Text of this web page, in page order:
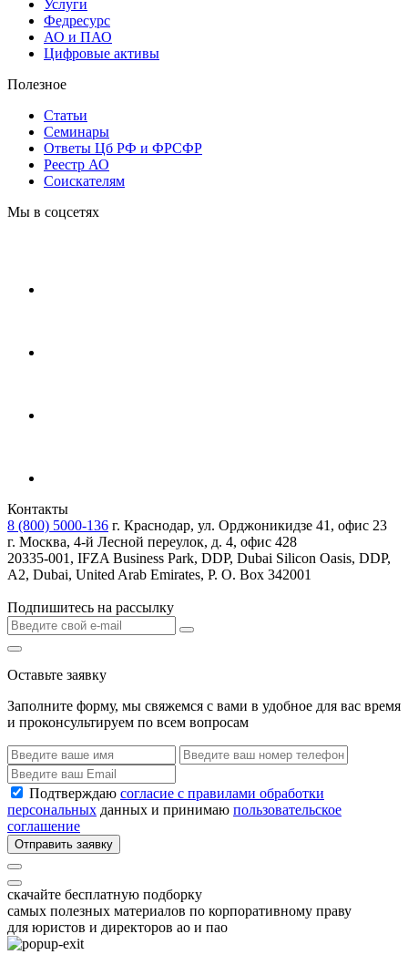
Услуги
Федресурс
АО и ПАО
Цифровые активы
Полезное
Статьи
Cеминары
Ответы Цб РФ и ФРСФР
Реестр АО
Соискателям
Мы в соцсетях
Контакты
8 (800) 5000-136 г. Краснодар, ул. Орджоникидзе 41, офис 23
г. Москва, 4-й Лесной переулок, д. 4, офис 428
20335-001, IFZA Business Park, DDP, Dubai Silicon Oasis, DDP,
A2, Dubai, United Arab Emirates, P. O. Box 342001
Подпишитесь на рассылку
Оставьте заявку
Заполните форму, мы свяжемся с вами в удобное для вас время
и проконсультируем по всем вопросам
Подтверждаю согласие с правилами обработки
персональных данных и принимаю пользовательское
соглашение
Отправить заявку
скачайте бесплатную подборку
самых полезных материалов по корпоративному праву
для юристов и директоров ао и пао